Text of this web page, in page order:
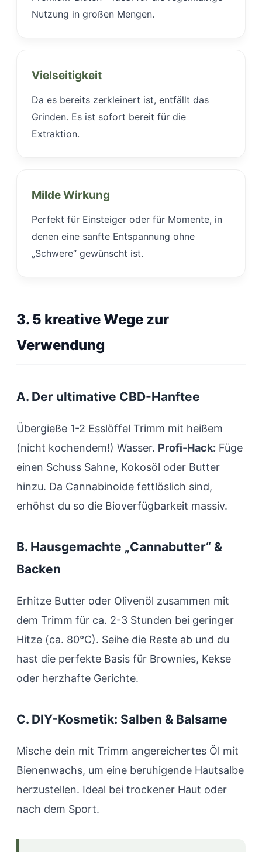
Nutzung in großen Mengen.
Vielseitigkeit
Da es bereits zerkleinert ist, entfällt das
Grinden. Es ist sofort bereit für die
Extraktion.
Milde Wirkung
Perfekt für Einsteiger oder für Momente, in
denen eine sanfte Entspannung ohne
„Schwere“ gewünscht ist.
3. 5 kreative Wege zur
Verwendung
A. Der ultimative CBD-Hanftee
Übergieße 1-2 Esslöffel Trimm mit heißem
(nicht kochendem!) Wasser. Profi-Hack: Füge
einen Schuss Sahne, Kokosöl oder Butter
hinzu. Da Cannabinoide fettlöslich sind,
erhöhst du so die Bioverfügbarkeit massiv.
B. Hausgemachte „Cannabutter“ &
Backen
Erhitze Butter oder Olivenöl zusammen mit
dem Trimm für ca. 2-3 Stunden bei geringer
Hitze (ca. 80°C). Seihe die Reste ab und du
hast die perfekte Basis für Brownies, Kekse
oder herzhafte Gerichte.
C. DIY-Kosmetik: Salben & Balsame
Mische dein mit Trimm angereichertes Öl mit
Bienenwachs, um eine beruhigende Hautsalbe
herzustellen. Ideal bei trockener Haut oder
nach dem Sport.